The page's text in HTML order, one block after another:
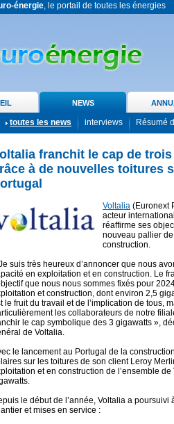
énergie, le portail de toutes les énergies
NEWS
toutes les news interviews Résumé
franchit le cap de
à de nouvelles toitures
Voltalia (Euronext
acteur
réaffirme ses
nouveau pallier
construction.
suis très heureux d’annoncer que nous
en exploitation et en construction. Le
que nous nous sommes fixés pour
et construction, dont environ 2,5
le fruit du travail et de l’implication de tous,
les collaborateurs de notre
le cap symbolique des 3 gigawatts »,
de Voltalia.
le lancement au Portugal de la
sur les toitures de son client Leroy
et en construction de l’ensemble
le début de l’année, Voltalia a poursuivi
et mises en service :